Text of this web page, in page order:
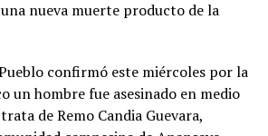
que a ellos les interesa ”.
Corte Suprema de Justicia y para
de integrantes, el gobierno buscará
los proyectos de modificación de
nueva muerte producto de la
confirmó este miércoles por la
un hombre fue asesinado en medio
de Remo Candia Guevara,